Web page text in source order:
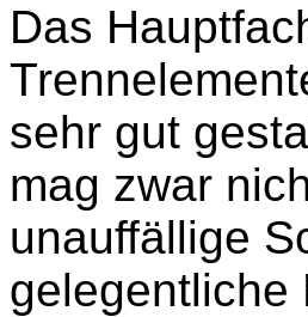
Das
sehr gut
mag zwar
unauffällige
gelegentliche